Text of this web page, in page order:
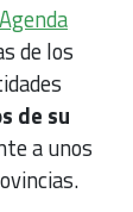
de los
de su
a unos